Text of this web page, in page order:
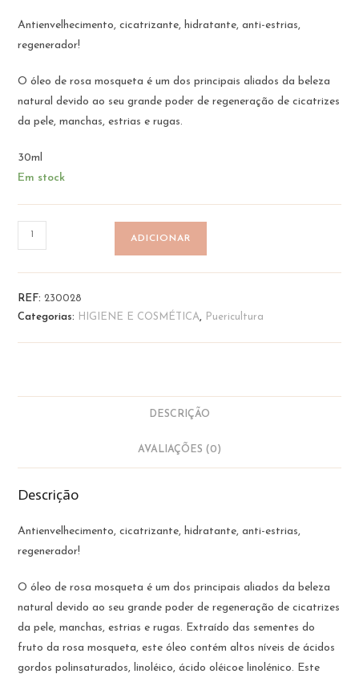
Antienvelhecimento, cicatrizante, hidratante, anti-estrias,
regenerador!
O óleo de rosa mosqueta é um dos principais aliados da beleza
natural devido ao seu grande poder de regeneração de cicatrizes
da pele, manchas, estrias e rugas.
30ml
Em stock
Quantidade
de
Óleo
Rosa
ADICIONAR
REF:230028
Categorias:
HIGIENE E COSMÉTICA, Puericultura
DESCRIÇÃO
AVALIAÇÕES (0)
Descrição
Antienvelhecimento, cicatrizante, hidratante, anti-estrias,
regenerador!
O óleo de rosa mosqueta é um dos principais aliados da beleza
natural devido ao seu grande poder de regeneração de cicatrizes
da pele, manchas, estrias e rugas. Extraído das sementes do
fruto da rosa mosqueta, este óleo contém altos níveis de ácidos
gordos polinsaturados, linoléico, ácido oléicoe linolénico. Este